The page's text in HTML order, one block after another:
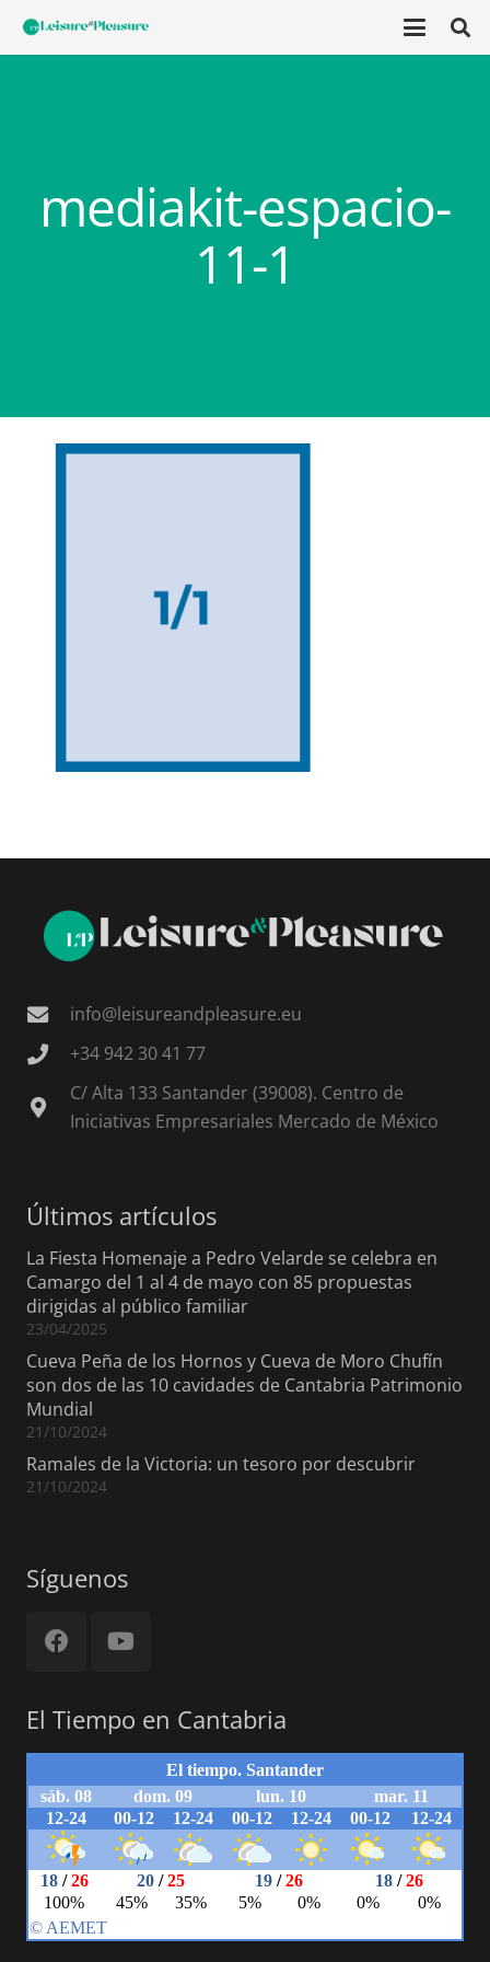
mediakit-espacio-
11-1
info@leisureandpleasure.eu
+34 942 30 41 77
C/ Alta 133 Santander (39008). Centro de
Iniciativas Empresariales Mercado de México
Últimos artículos
La Fiesta Homenaje a Pedro Velarde se celebra en
Camargo del 1 al 4 de mayo con 85 propuestas
dirigidas al público familiar
23/04/2025
Cueva Peña de los Hornos y Cueva de Moro Chufín
son dos de las 10 cavidades de Cantabria Patrimonio
Mundial
21/10/2024
Ramales de la Victoria: un tesoro por descubrir
21/10/2024
Síguenos
El Tiempo en Cantabria